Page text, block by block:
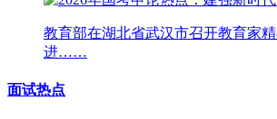
教育部在湖北省武汉市召开教育家
进……
面试热点